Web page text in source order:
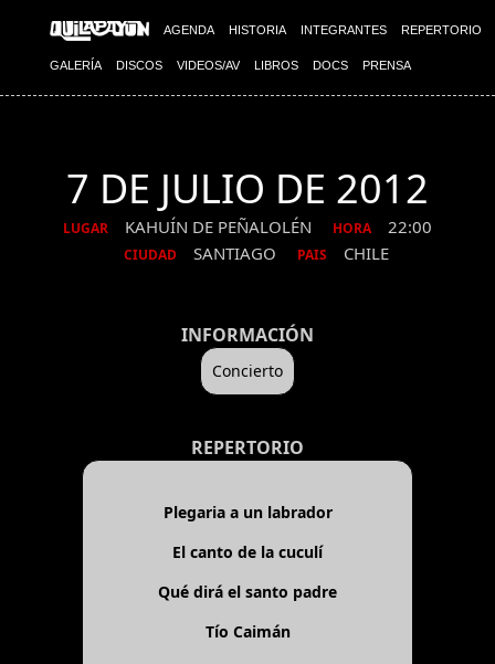
AGENDA HISTORIA INTEGRANTES REPERTORIO
GALERÍA DISCOS VIDEOS/AV LIBROS DOCS PRENSA
7 DE JULIO DE 2012
LUGAR KAHUÍN DE PEÑALOLÉN HORA 22:00
CIUDAD SANTIAGO PAIS CHILE
INFORMACIÓN
Concierto
REPERTORIO
Plegaria a un labrador
El canto de la cuculí
Qué dirá el santo padre
Tío Caimán